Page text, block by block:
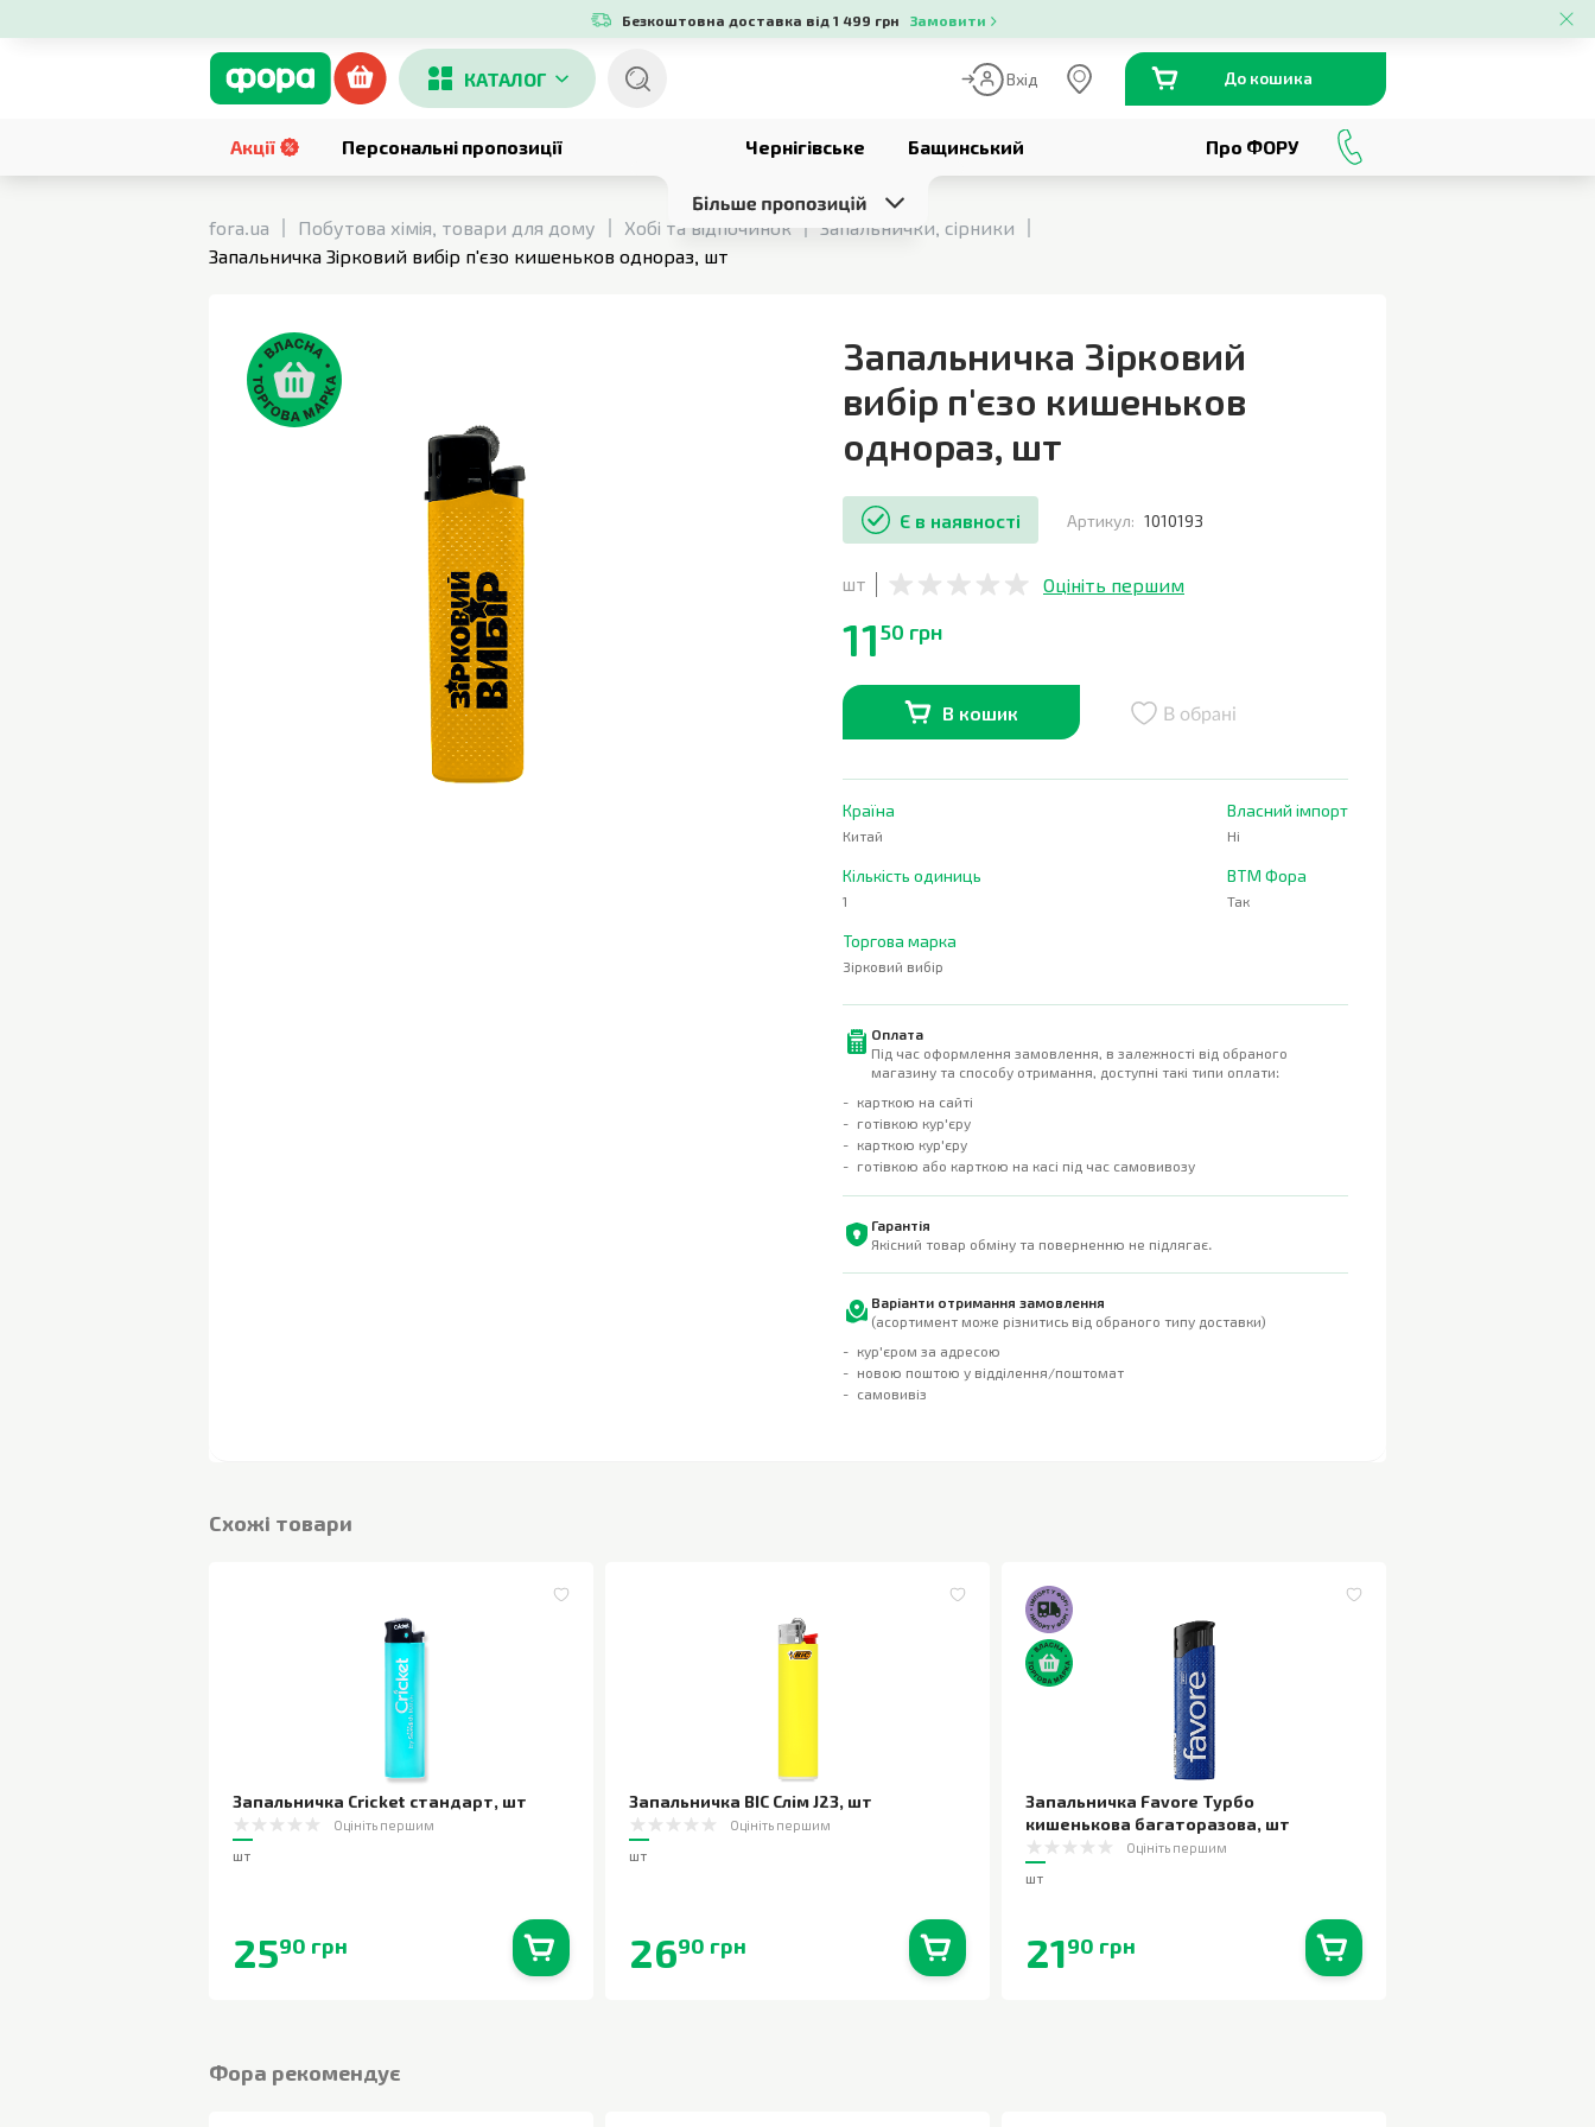
Безкоштовна доставка від 1 499 грн Замовити
КАТАЛОГ Вхід До кошика
Акції Персональні пропозиції Чернігівське Бащинський Про ФОРУ
fora.ua
Побутова хімія, товари для дому Хобі та відпочинок
Запальнички, сірники
Запальничка Зірковий вибір п'єзо кишеньков однораз, шт
Запальничка Зірковий
вибір п'єзо кишеньков
однораз, шт
Є в наявності Артикул: 1010193
шт Оцініть першим
1150 грн
В кошик В обрані
Країна
Китай
Власний імпорт
Ні
Кількість одиниць
1
ВТМ Фора
Так
Торгова марка
Зірковий вибір
Оплата
Під час оформлення замовлення, в залежності від обраного
магазину та способу отримання, доступні такі типи оплати:
карткою на сайті
готівкою кур'єру
карткою кур'єру
готівкою або карткою на касі під час самовивозу
Гарантія
Якісний товар обміну та поверненню не підлягає.
Варіанти отримання замовлення
(асортимент може різнитись від обраного типу доставки)
кур'єром за адресою
новою поштою у відділення/поштомат
самовивіз
Cхожі товари
Запальничка Cricket стандарт, шт
Оцініть першим
шт
2590 грн
Запальничка BIC Слім J23, шт
Оцініть першим
шт
2690 грн
Запальничка Favore Турбо
кишенькова багаторазова, шт
Оцініть першим
шт
2190 грн
Фора рекомендує